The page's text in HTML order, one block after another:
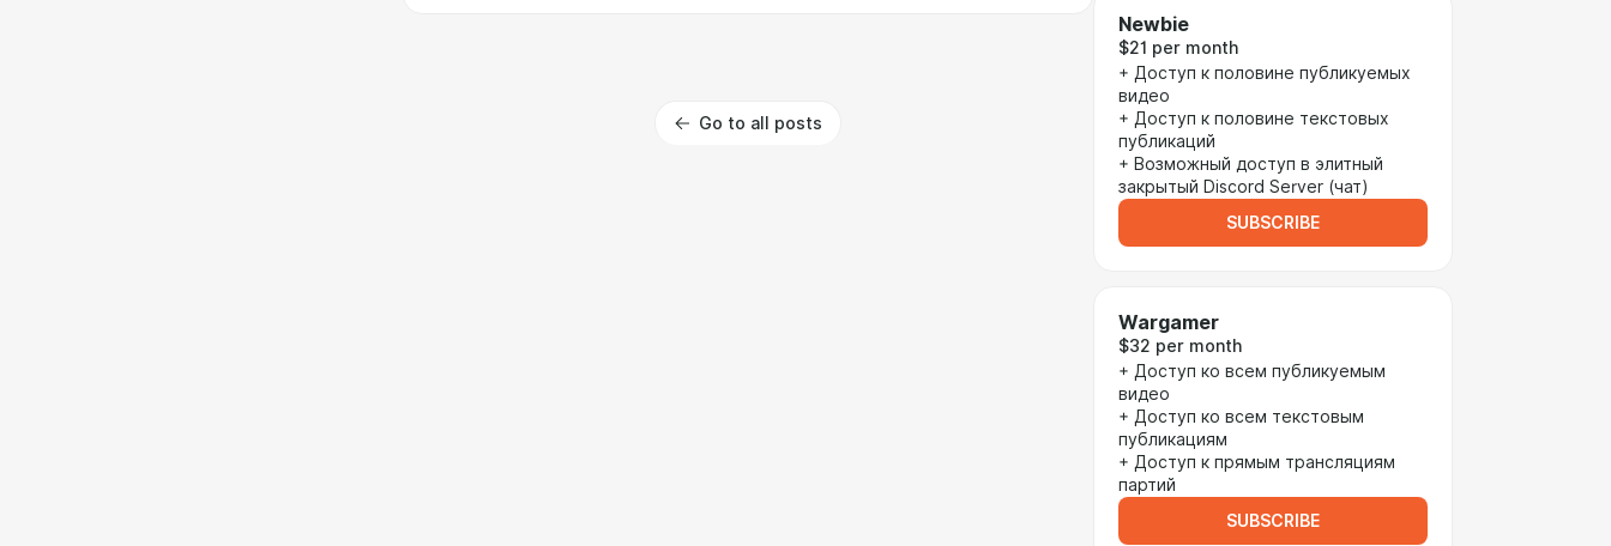
Go to all posts
Newbie
$21 per month
+ Доступ к половине публикуемых
видео
+ Доступ к половине текстовых
публикаций
+ Возможный доступ в элитный
закрытый Discord Server (чат)
SUBSCRIBE
Wargamer
$32 per month
+ Доступ ко всем публикуемым
видео
+ Доступ ко всем текстовым
публикациям
+ Доступ к прямым трансляциям
партий
SUBSCRIBE